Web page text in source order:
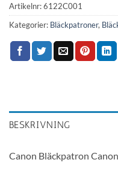
Artikelnr:6122C001
Kategorier: Bläckpatroner,
BESKRIVNING
Canon Bläckpatron